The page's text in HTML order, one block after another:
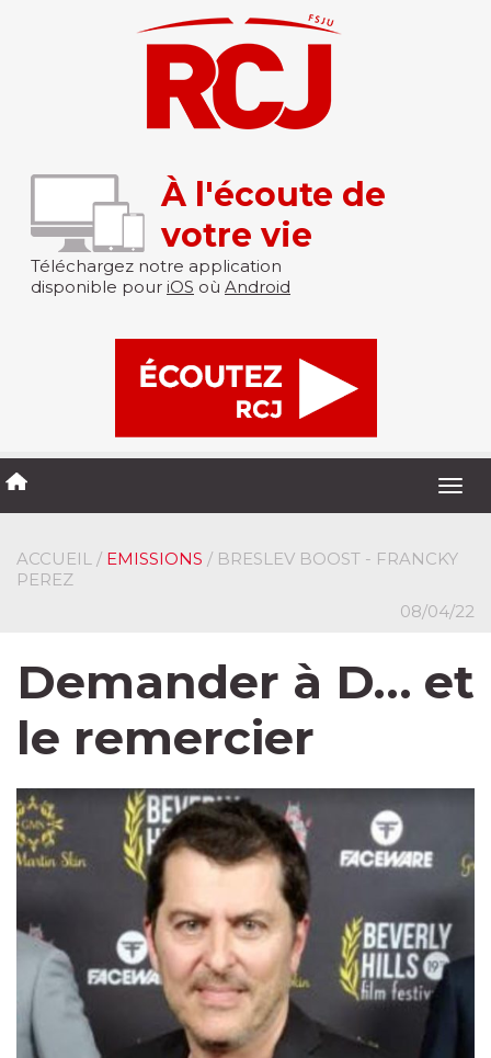
À l'écoute de
votre vie
Téléchargez notre application
disponible pour iOS où Android
ACCUEIL / EMISSIONS / BRESLEV BOOST - FRANCKY
PEREZ
08/04/22
Demander à D… et
le remercier